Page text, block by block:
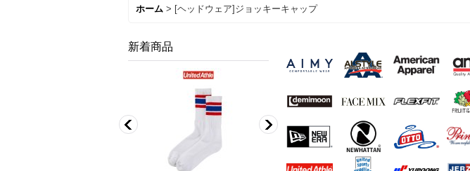
ホーム > [ヘッドウェア]ジョッキーキャップ
新着商品